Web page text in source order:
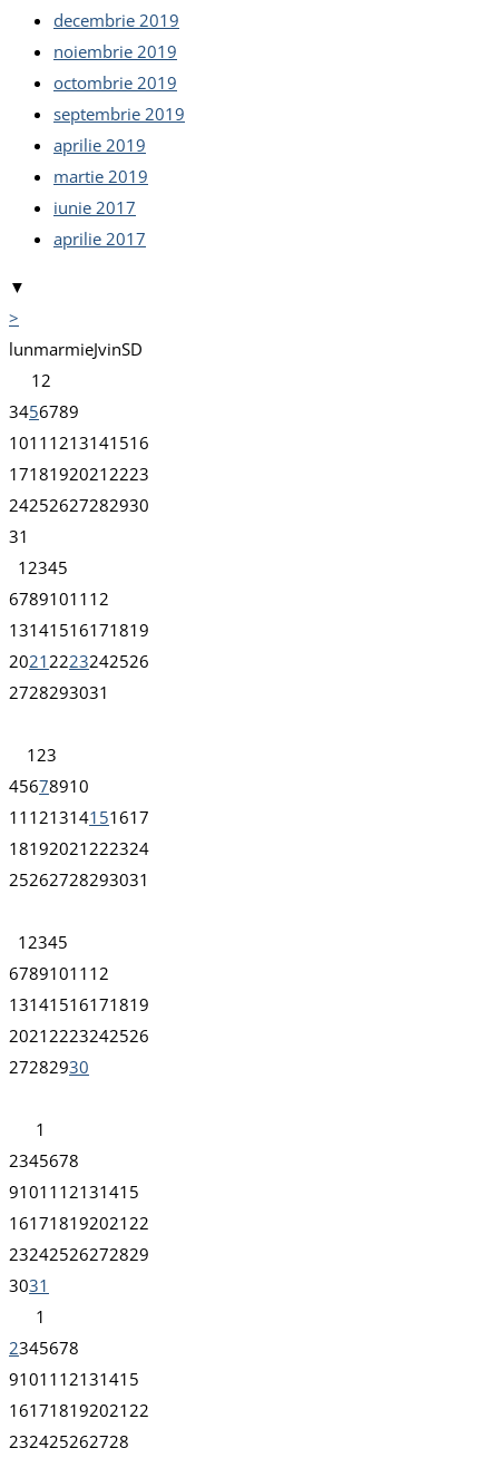
decembrie 2019
noiembrie 2019
octombrie 2019
septembrie 2019
aprilie 2019
martie 2019
iunie 2017
aprilie 2017
▼
>
lunmarmieJvinSD
1 2
3456789
1011 1213141516
1718192021 2223
24252627282930
31
1 2345
67891011 12
13141516171819
2021 2223242526
2728293031
1 23
45678910
11 121314151617
18192021 222324
25262728293031
1 2345
67891011 12
13141516171819
2021 2223242526
27282930
1
2345678
91011 12131415
161718192021 22
23242526272829
3031
1
2345678
91011 12131415
161718192021 22
232425262728